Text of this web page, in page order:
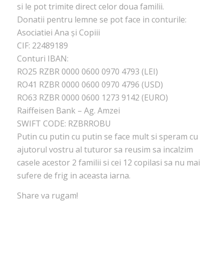
si le pot trimite direct celor doua familii.
Donatii pentru lemne se pot face in conturile:
Asociatiei Ana și Copiii
CIF: 22489189
Conturi IBAN:
RO25 RZBR 0000 0600 0970 4793 (LEI)
RO41 RZBR 0000 0600 0970 4796 (USD)
RO63 RZBR 0000 0600 1273 9142 (EURO)
Raiffeisen Bank – Ag. Amzei
SWIFT CODE: RZBRROBU
Putin cu putin cu putin se face mult si speram cu
ajutorul vostru al tuturor sa reusim sa incalzim
casele acestor 2 familii si cei 12 copilasi sa nu mai
sufere de frig in aceasta iarna.
Share va rugam!